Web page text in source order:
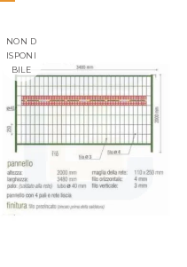
NON D
ISPONI
BILE